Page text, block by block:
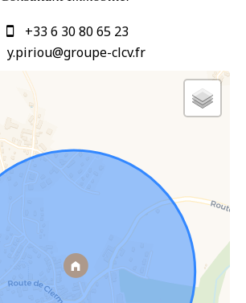
+33 6 30 80 65 23
y.piriou@groupe-clcv.fr